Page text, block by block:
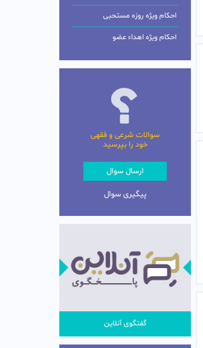
احکام ویژه روزه مستحبی
احکام ویژه اهداء عضو
سوالات شرعی و فقهی
خود را بپرسید
ارسال سوال
پیگیری سوال
گفتگوی آنلاین